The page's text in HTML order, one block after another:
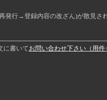
行→登録内容の改ざん)が散見
に書いてお問い合わせ下さい（用